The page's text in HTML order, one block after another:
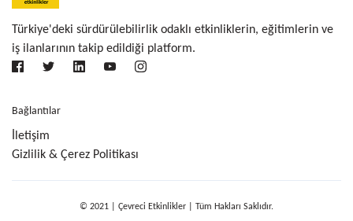
Türkiye'deki sürdürülebilirlik odaklı etkinliklerin, eğitimlerin ve
iş ilanlarının takip edildiği platform.
Bağlantılar
İletişim
Gizlilik & Çerez Politikası
© 2021 | Çevreci Etkinlikler | Tüm Hakları Saklıdır.